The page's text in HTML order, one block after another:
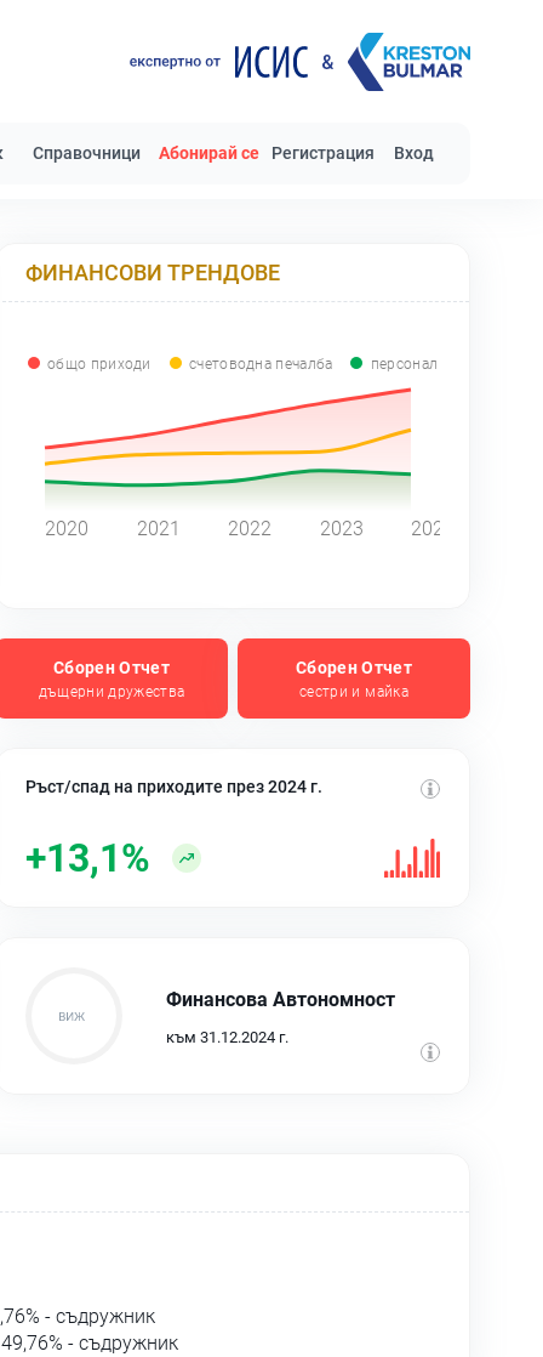
Справочници Абонирай се Регистрация Вход
ФИНАНСОВИ ТРЕНДОВЕ
общо приходи счетоводна печалба персонал
2020 2021 2022 2023 2024
Сборен Отчет
дъщерни дружества
Сборен Отчет
сестри и майка
Ръст/спад на приходите през 2024 г.
+13,1%
Финансова Автономност
към 31.12.2024 г.
- съдружник
- съдружник